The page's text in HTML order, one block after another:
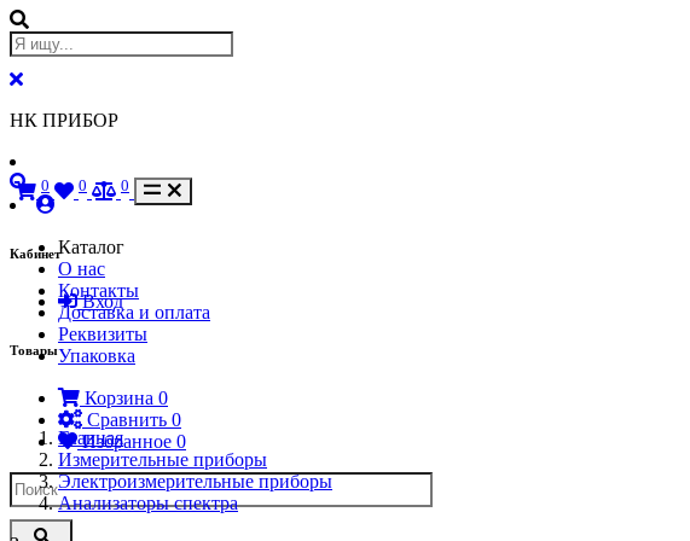
НК ПРИБОР
Кабинет
Вход
Товары
Корзина 0
Сравнить 0
Избранное 0
0 0 0
Каталог
О нас
Контакты
Доставка и оплата
Реквизиты
Упаковка
Главная
Измерительные приборы
Электроизмерительные приборы
Анализаторы спектра